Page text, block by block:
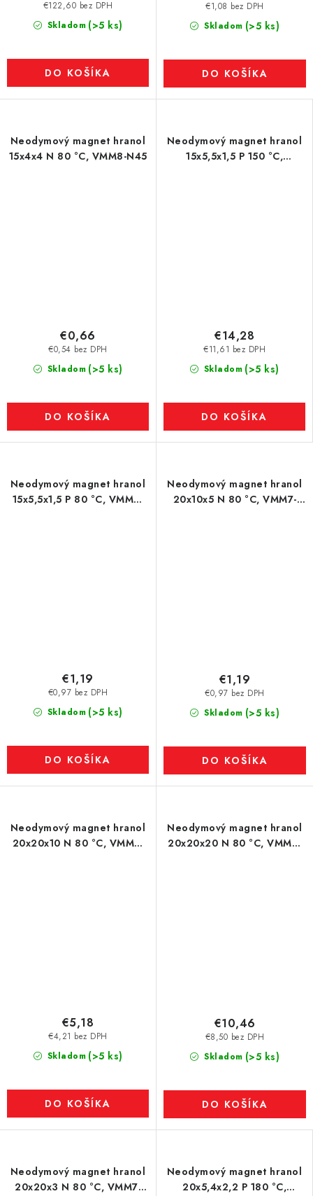
Skladom (>5 ks)
€122,60 bez DPH
DO KOŠÍKA
Skladom (>5 ks)
€1,08 bez DPH
DO KOŠÍKA
Neodymový magnet hranol
15x4x4 N 80 °C, VMM8-N45
Skladom (>5 ks)
€0,54 bez DPH
€0,66
DO KOŠÍKA
Neodymový magnet hranol
15x5,5x1,5 P 150 °C,
Skladom (>5 ks)
€11,61 bez DPH
€14,28
DO KOŠÍKA
Neodymový magnet hranol
15x5,5x1,5 P 80 °C, VMM8-
Skladom (>5 ks)
€0,97 bez DPH
€1,19
DO KOŠÍKA
Neodymový magnet hranol
20x10x5 N 80 °C, VMM7-
Skladom (>5 ks)
€0,97 bez DPH
€1,19
DO KOŠÍKA
Neodymový magnet hranol
20x20x10 N 80 °C, VMM7-
Skladom (>5 ks)
€4,21 bez DPH
€5,18
DO KOŠÍKA
Neodymový magnet hranol
20x20x20 N 80 °C, VMM4-
Skladom (>5 ks)
€8,50 bez DPH
€10,46
DO KOŠÍKA
Neodymový magnet hranol
20x20x3 N 80 °C, VMM7-
Neodymový magnet hranol
20x5,4x2,2 P 180 °C,